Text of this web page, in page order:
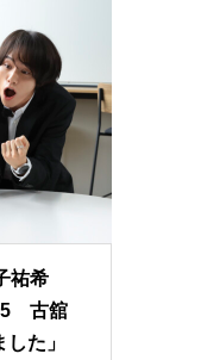
祐希
古舘
た」